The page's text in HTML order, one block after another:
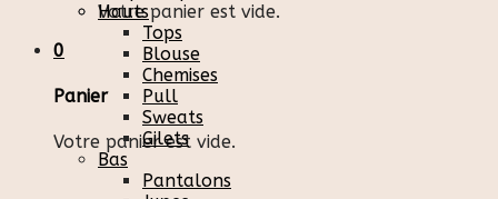
Votre panier est vide.
0
Panier
Votre panier est vide.
Hauts
Tops
Blouse
Chemises
Pull
Sweats
Gilets
Bas
Pantalons